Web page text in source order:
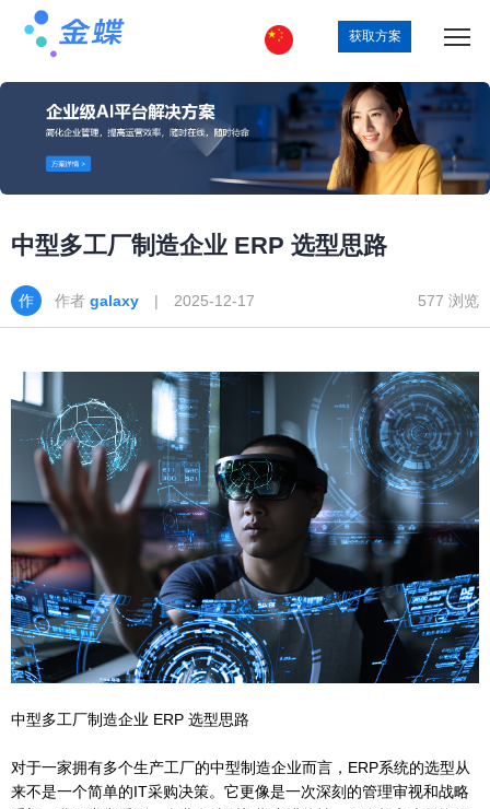
获取方案
中型多工厂制造企业 ERP 选型思路
作者 galaxy | 2025-12-17 577 浏览
中型多工厂制造企业 ERP 选型思路
对于一家拥有多个生产工厂的中型制造企业而言，ERP系统的选型从
来不是一个简单的IT采购决策。它更像是一次深刻的管理审视和战略